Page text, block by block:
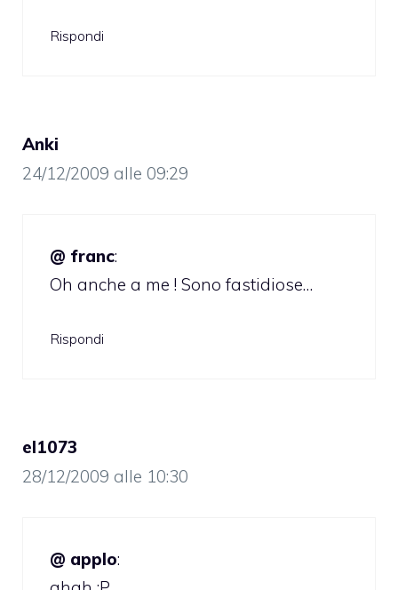
Rispondi
Anki
24/12/2009 alle 09:29
@ franc:
Oh anche a me ! Sono fastidiose…
Rispondi
el1073
28/12/2009 alle 10:30
@ applo: